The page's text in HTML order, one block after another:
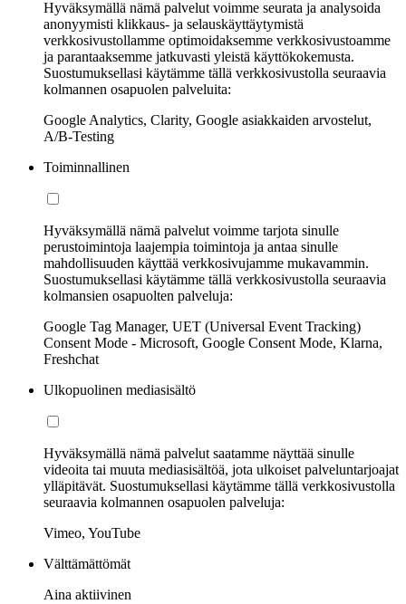
Hyväksymällä nämä palvelut voimme seurata ja analysoida
anonyymisti klikkaus- ja selauskäyttäytymistä
verkkosivustollamme optimoidaksemme verkkosivustoamme
ja parantaaksemme jatkuvasti yleistä käyttökokemusta.
Suostumuksellasi käytämme tällä verkkosivustolla seuraavia
kolmannen osapuolen palveluita:
Google Analytics, Clarity, Google asiakkaiden arvostelut,
A/B-Testing
Toiminnallinen
Hyväksymällä nämä palvelut voimme tarjota sinulle
perustoimintoja laajempia toimintoja ja antaa sinulle
mahdollisuuden käyttää verkkosivujamme mukavammin.
Suostumuksellasi käytämme tällä verkkosivustolla seuraavia
kolmansien osapuolten palveluja:
Google Tag Manager, UET (Universal Event Tracking)
Consent Mode - Microsoft, Google Consent Mode, Klarna,
Freshchat
Ulkopuolinen mediasisältö
Hyväksymällä nämä palvelut saatamme näyttää sinulle
videoita tai muuta mediasisältöä, jota ulkoiset palveluntarjoajat
ylläpitävät. Suostumuksellasi käytämme tällä verkkosivustolla
seuraavia kolmannen osapuolen palveluja:
Vimeo, YouTube
Välttämättömät
Aina aktiivinen